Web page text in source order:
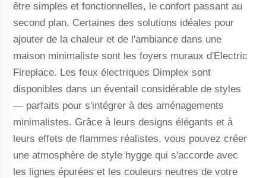
être simples et fonctionnelles, le confort passant au
second plan. Certaines des solutions idéales pour
ajouter de la chaleur et de l'ambiance dans une
maison minimaliste sont les foyers muraux d'Electric
Fireplace. Les feux électriques Dimplex sont
disponibles dans un éventail considérable de styles
— parfaits pour s'intégrer à des aménagements
minimalistes. Grâce à leurs designs élégants et à
leurs effets de flammes réalistes, vous pouvez créer
une atmosphère de style hygge qui s'accorde avec
les lignes épurées et les couleurs neutres de votre